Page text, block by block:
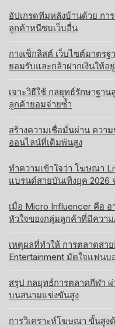
อัปเกรดทีมหลังบ้านด้วย ก
ลูกค้าหนีซบเว็บอื่น
กางเช็กลิสต์ เว็บไซต์มาตร
ยอมรับและกล้าฝากเงินให้อ
เจาะวิธีใช้ กลยุทธ์รักษาฐา
ลูกค้ายอมจ่ายซ้ำ
สร้างความเชื่อมั่นผ่าน ควา
ออนไลน์ที่เดิมพันสูง
ทำความเข้าใจว่า โฆษณา
แบรนด์สายบันเทิงยุค 2026
เมื่อ Micro Influencer คือ
หัวใจของกลุ่มลูกค้าที่มีควา
เหตุผลที่ทำให้ การตลาดสา
Entertainment มัดใจแฟนบ
สรุป กลยุทธ์การตลาดกีฬา ผ่
บนสนามแข่งขันสูง
การวิเคราะห์โฆษณา ขั้นสูง